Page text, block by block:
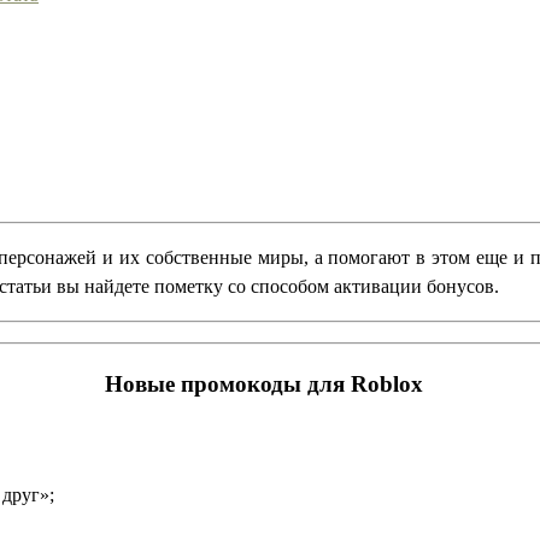
и их собственные миры, а помогают в этом еще и
вы найдете пометку со способом активации бонусов.
Новые промокоды для Roblox